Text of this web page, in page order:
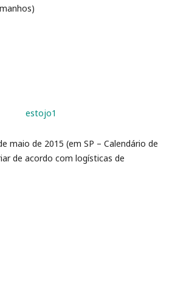
maio de 2015 (em SP – Calendário de
de acordo com logísticas de